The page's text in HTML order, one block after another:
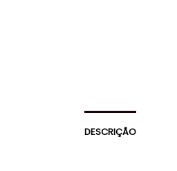
DESCRIÇÃO